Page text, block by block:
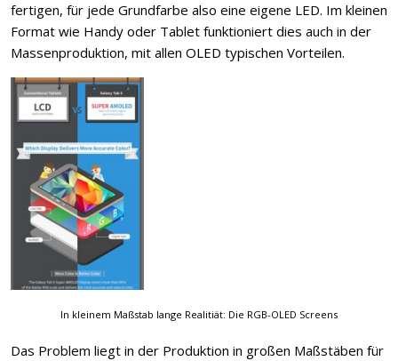
fertigen, für jede Grundfarbe also eine eigene LED. Im kleinen
Format wie Handy oder Tablet funktioniert dies auch in der
Massenproduktion, mit allen OLED typischen Vorteilen.
In kleinem Maßstab lange Realitiät: Die RGB-OLED Screens
Das Problem liegt in der Produktion in großen Maßstäben für